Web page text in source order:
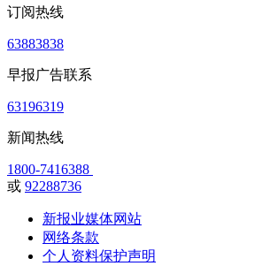
订阅热线
63883838
早报广告联系
63196319
新闻热线
1800-7416388
或 92288736
新报业媒体网站
网络条款
个人资料保护声明